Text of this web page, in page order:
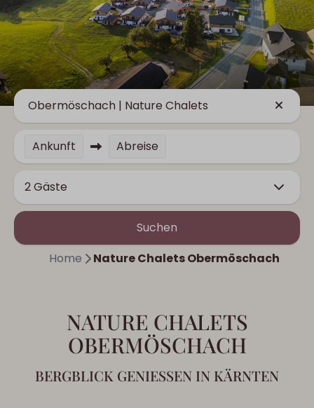
Obermöschach | Nature Chalets
Ankunft Abreise
2 Gäste
Suchen
Home
Nature Chalets Obermöschach
NATURE CHALETS
OBERMÖSCHACH
BERGBLICK GENIESSEN IN KÄRNTEN